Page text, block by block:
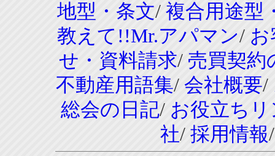
地型・条文/ 複合用途型
教えて!!Mr.アパマン/ お
せ・資料請求/ 売買契約
不動産用語集/ 会社概要/
総会の日記/ お役立ち
社/ 採用情報